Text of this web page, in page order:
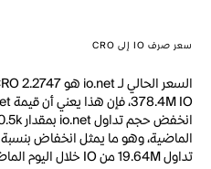
سعر صرف IO إلى CRO
تداول 19.64M من IO خلال اليوم الماضي.